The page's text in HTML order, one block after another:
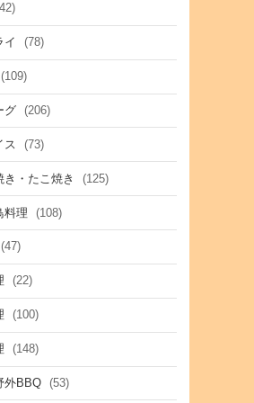
イ (78)
(109)
グ (206)
ス (73)
き・たこ焼き (125)
料理 (108)
(47)
(22)
(100)
(148)
外BBQ (53)